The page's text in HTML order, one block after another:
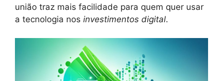
união traz mais facilidade para quem quer usar
a tecnologia nos investimentos digital.